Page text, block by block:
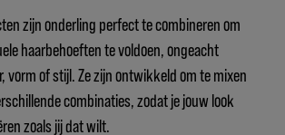
zijn onderling perfect te combineren om
haarbehoeften te voldoen, ongeacht
vorm of stijl. Ze zijn ontwikkeld om te mixen
combinaties, zodat je jouw look
zoals jij dat wilt.